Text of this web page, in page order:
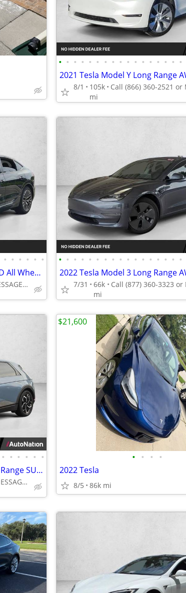
• • • • • • • • • • • • • • • • •
8/1
105k
mi
• • • • • •
2024 Audi Q8 e-tron Sportback AWD All Wheel Drive Electric S line Premium Plus S
Call (689) 220-0901 or MESSAGE/CHAT to confirm availability
• • • • • • • • • • • • • • • • •
7/31
66k
mi
• • • • • •
2023 Hyundai IONIQ 5 SE Standard Range SUV Electric AUTONATION
Call (877) 360-3323 or MESSAGE/CHAT to confirm availability
• • • •
2022 Tesla
8/5 86k mi
$21,600